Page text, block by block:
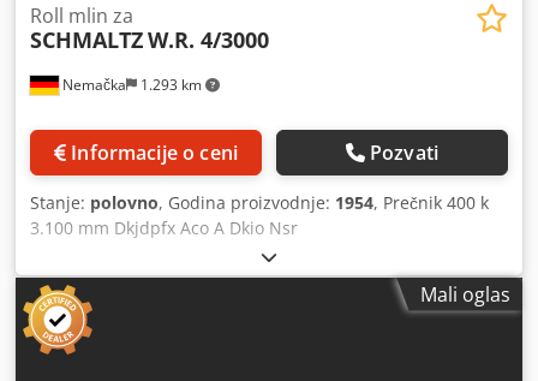
Nemačka 1.293 km
Roll mlin za
SCHMALTZW.R. 4/3000
Informacije o ceni Pozvati
Stanje: polovno, Godina proizvodnje: 1954, Prečnik 400 k
3.100 mm Dkjdpfx Aco A Dkio Nsr
Mali oglas